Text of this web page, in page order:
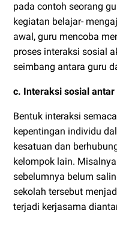
pada contoh seorang
kegiatan belajar-
awal, guru mencoba
proses interaksi sosial
seimbang antara guru
c. Interaksi sosial
Bentuk interaksi
kepentingan individu
kesatuan dan
kelompok lain.
sebelumnya belum
sekolah tersebut
terjadi kerjasama